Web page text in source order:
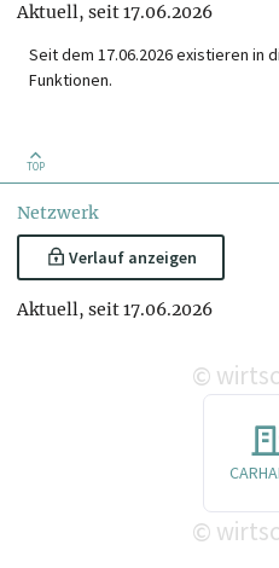
Aktuell, seit 17.06.2026
Seit dem 17.06.2026 existieren in
Funktionen.
TOP
Netzwerk
Verlauf anzeigen
Aktuell, seit 17.06.2026
©
©